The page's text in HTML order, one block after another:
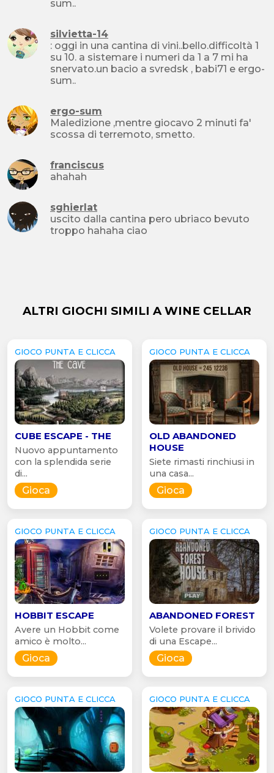
sum..
silvietta-14
: oggi in una cantina di vini..bello.difficoltà 1
su 10. a sistemare i numeri da 1 a 7 mi ha
snervato.un bacio a svredsk , babi71 e ergo-
sum..
ergo-sum
Maledizione ,mentre giocavo 2 minuti fa'
scossa di terremoto, smetto.
franciscus
ahahah
sghierlat
uscito dalla cantina pero ubriaco bevuto
troppo hahaha ciao
ALTRI GIOCHI SIMILI A WINE CELLAR
GIOCO PUNTA E CLICCA
CUBE ESCAPE - THE
Nuovo appuntamento
con la splendida serie
di...
Gioca
GIOCO PUNTA E CLICCA
OLD ABANDONED
HOUSE
Siete rimasti rinchiusi in
una casa...
Gioca
GIOCO PUNTA E CLICCA
HOBBIT ESCAPE
Avere un Hobbit come
amico è molto...
Gioca
GIOCO PUNTA E CLICCA
ABANDONED FOREST
Volete provare il brivido
di una Escape...
Gioca
GIOCO PUNTA E CLICCA GIOCO PUNTA E CLICCA